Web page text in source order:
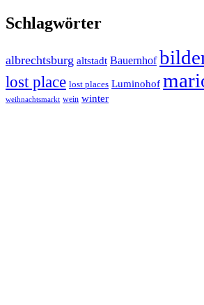
Schlagwörter
albrechtsburg altstadt Bauernhof
lost place lost places Luminohof
weihnachtsmarkt wein winter